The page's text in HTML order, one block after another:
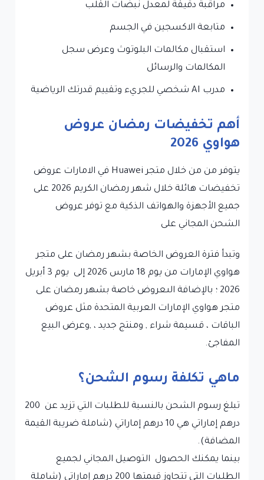
مراقبة دقيقة لمعدل نبضات القلب
متابعة الاكسجين في الجسم
استقبال مكالمات البلوتوث وعرض سجل
المكالمات والرسائل
مدرب AI شخصي للجريء وتقييم قدرتك الرياضية
أهم تخفيضات رمضان عروض
هواوي 2026
يتوفر من من خلال متجر Huawei في الامارات عروض
تخفيضات هائلة خلال شهر رمضان الكريم 2026 على
جميع الأجهزة والهواتف الذكية مع توفر عروض
الشحن المجاني على
وتبدأ فترة العروض الخاصة بشهر رمضان على متجر
هواوي الإمارات من
يوم 18 مارس 2026 إلى يوم 3 أبريل
2026 ؛ بالإضافة الى
عروض خاصة بشهر رمضان على
متجر هواوي الإمارات العربية المتحدة مثل عروض
الباقات ، قسيمة شراء , ومنتج جديد ، ,وعرض البيع
المفاجئ.
ماهي تكلفة رسوم الشحن؟
تبلغ رسوم الشحن بالنسبة للطلبات التي تزيد عن 200
درهم إماراتي هي 10 درهم إماراتي (شاملة ضريبة القيمة
المضافة).
بينما يمكنك الحصول التوصيل المجاني لجميع
الطلبات التي تتجاوز قيمتها 200 درهم إماراتي (شاملة